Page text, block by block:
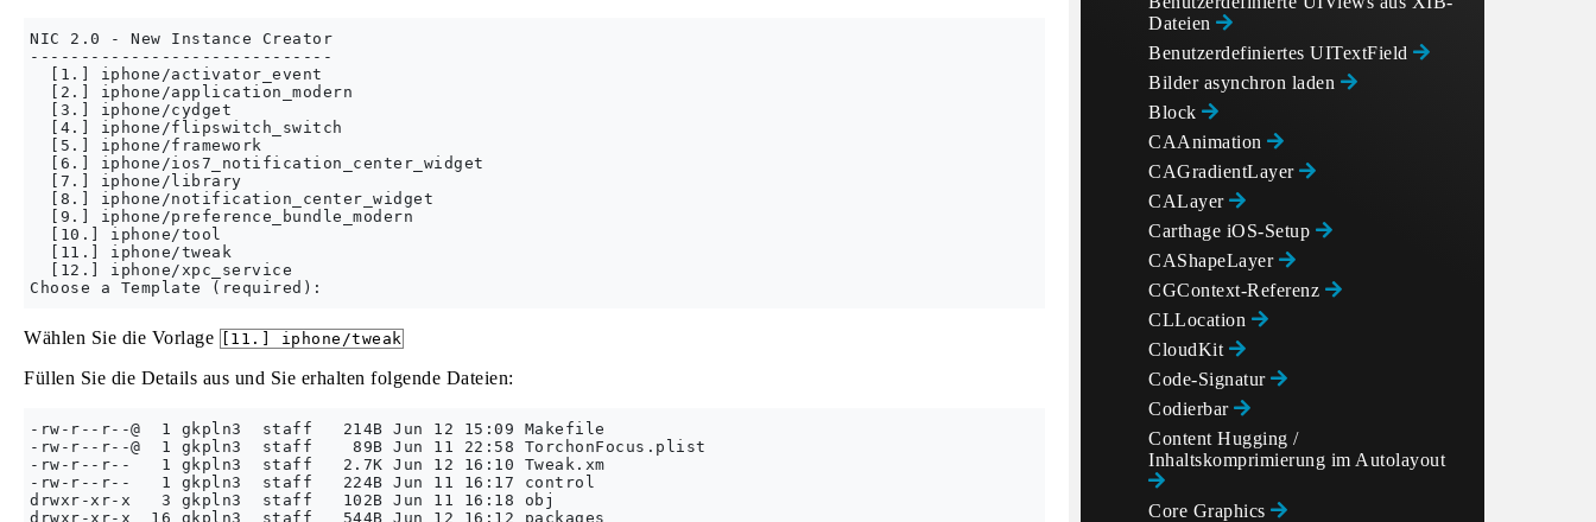
NIC 2.0 - New Instance Creator
------------------------------
  [1.] iphone/activator_event
  [2.] iphone/application_modern
  [3.] iphone/cydget
  [4.] iphone/flipswitch_switch
  [5.] iphone/framework
  [6.] iphone/ios7_notification_center_widget
  [7.] iphone/library
  [8.] iphone/notification_center_widget
  [9.] iphone/preference_bundle_modern
  [10.] iphone/tool
  [11.] iphone/tweak
  [12.] iphone/xpc_service
Wählen Sie die Vorlage [11.] iphone/tweak
Füllen Sie die Details aus und Sie erhalten folgende Dateien:
-rw-r--r--@  1 gkpln3  staff   214B Jun 12 15:09 Makefile
-rw-r--r--@  1 gkpln3  staff    89B Jun 11 22:58 TorchonFocus.plist
-rw-r--r--   1 gkpln3  staff   2.7K Jun 12 16:10 Tweak.xm
-rw-r--r--   1 gkpln3  staff   224B Jun 11 16:17 control
drwxr-xr-x   3 gkpln3  staff   102B Jun 11 16:18 obj
Dateien
Benutzerdefiniertes UITextField
Bilder asynchron laden
Block
CAAnimation
CAGradientLayer
CALayer
Carthage iOS-Setup
CAShapeLayer
CGContext-Referenz
CLLocation
CloudKit
Code-Signatur
Codierbar
Content Hugging /
Inhaltskomprimierung im Autolayout
Core Graphics